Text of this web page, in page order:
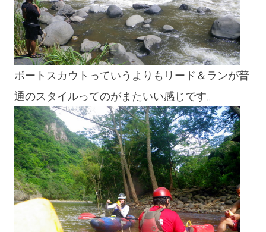
ボートスカウトっていうよりもリード＆ランが普
通のスタイルってのがまたいい感じです。